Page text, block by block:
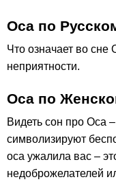
Оса по
Что означает во сне
неприятности.
Оса по
Видеть сон про Оса
символизируют
оса ужалила вас –
недоброжелателей